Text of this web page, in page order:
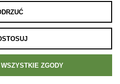
DO KOSZYKA
ZGODY
zł, 10% za 500 zł